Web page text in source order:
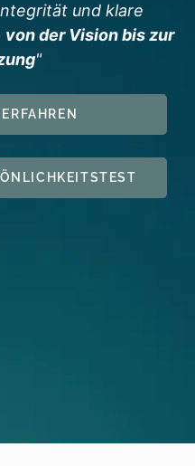
und klare
von der Vision bis zur
"